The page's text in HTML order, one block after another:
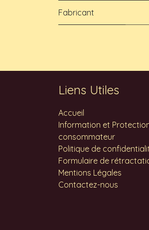
Fabricant
Liens Utiles
Accueil
Information et
consommateur
Politique de
Formulaire de
Mentions Légales
Contactez-nous